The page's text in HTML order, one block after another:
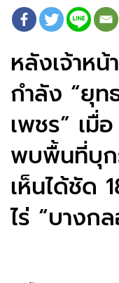
หลังเจ้าห
กำลัง “ยุท
เพชร” เมื่
พบพื้นที่บุก
เห็นได้ชัด
ไร่ “บางก